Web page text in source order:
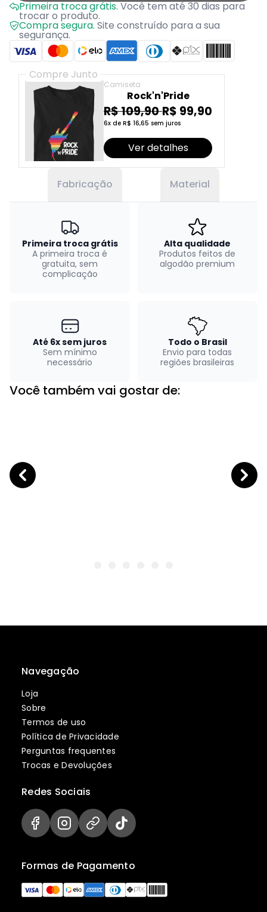
Primeira troca grátis.Você tem até 30 dias para
trocar o produto.
Compra segura. Site construído para a sua
segurança.
Compre Junto
Camiseta
Rock'n'Pride
R$ 109,90 R$ 99,90
6x de R$ 16,65 sem juros
Ver detalhes
Fabricação Material
Primeira troca grátis
A primeira troca é
gratuita, sem
complicação
Alta qualidade
Produtos feitos de
algodão premium
Até 6x sem juros
Sem mínimo
necessário
Todo o Brasil
Envio para todas
regiões brasileiras
Você também vai gostar de:
Navegação
Loja
Sobre
Termos de uso
Política de Privacidade
Perguntas frequentes
Trocas e Devoluções
Formas de Pagamento
Redes Sociais